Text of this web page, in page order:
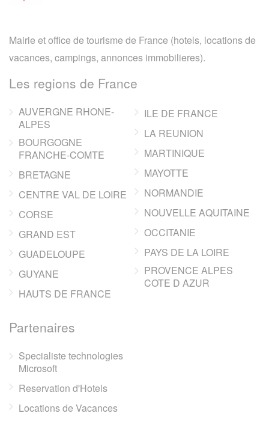
Mairie et office de tourisme de France (hotels, locations de
vacances, campings, annonces immobilieres).
Les regions de France
AUVERGNE RHONE-
ALPES
BOURGOGNE
FRANCHE-COMTE
BRETAGNE
CENTRE VAL DE LOIRE
CORSE
GRAND EST
GUADELOUPE
GUYANE
HAUTS DE FRANCE
ILE DE FRANCE
LA REUNION
MARTINIQUE
MAYOTTE
NORMANDIE
NOUVELLE AQUITAINE
OCCITANIE
PAYS DE LA LOIRE
PROVENCE ALPES
COTE D AZUR
Partenaires
Specialiste technologies
Microsoft
Reservation d'Hotels
Locations de Vacances